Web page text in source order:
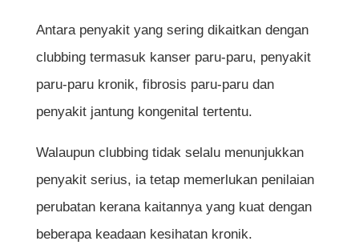
Antara penyakit yang sering dikaitkan dengan
clubbing termasuk kanser paru-paru, penyakit
paru-paru kronik, fibrosis paru-paru dan
penyakit jantung kongenital tertentu.
Walaupun clubbing tidak selalu menunjukkan
penyakit serius, ia tetap memerlukan penilaian
perubatan kerana kaitannya yang kuat dengan
beberapa keadaan kesihatan kronik.